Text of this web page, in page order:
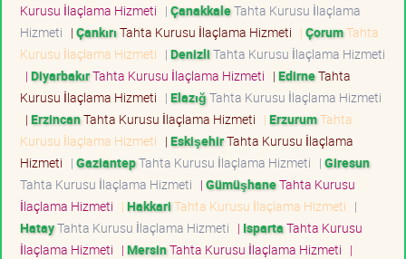
Kurusu İlaçlama Hizmeti | ÇanakkaleTahta Kurusu İlaçlama
Hizmeti | ÇankırıTahta Kurusu İlaçlama Hizmeti | ÇorumTahta
Kurusu İlaçlama Hizmeti | DenizliTahta Kurusu İlaçlama Hizmeti
| DiyarbakırTahta Kurusu İlaçlama Hizmeti | EdirneTahta
Kurusu İlaçlama Hizmeti | ElazığTahta Kurusu İlaçlama Hizmeti
| ErzincanTahta Kurusu İlaçlama Hizmeti | ErzurumTahta
Kurusu İlaçlama Hizmeti | EskişehirTahta Kurusu İlaçlama
Hizmeti | GaziantepTahta Kurusu İlaçlama Hizmeti | Giresun
Tahta Kurusu İlaçlama Hizmeti | GümüşhaneTahta Kurusu
İlaçlama Hizmeti | HakkariTahta Kurusu İlaçlama Hizmeti |
HatayTahta Kurusu İlaçlama Hizmeti | IspartaTahta Kurusu
İlaçlama Hizmeti | MersinTahta Kurusu İlaçlama Hizmeti |